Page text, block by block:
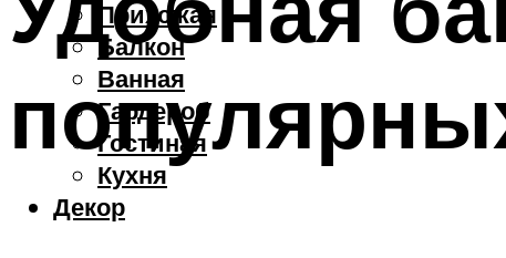
Прихожая
Балкон
Ванная
Гардероб
Гостиная
Кухня
Декор